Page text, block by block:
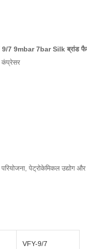
9/7 9mbar 7bar Silk ब्रांड
कंप्रेसर
पेट्रोकेमिकल उद्योग
VFY-9/7